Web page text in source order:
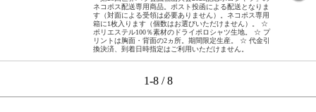
ネコポス配送専用商品。ポスト投函による配送となりま
す（対面による受領は必要ありません）。ネコポス専用
箱に1枚入ります（個数はお選びいただけません）。 ☆
ポリエステル100％素材のドライポロシャツ生地。 ☆ プ
リントは胸面・背面の2ヵ所。期間限定生産。 ☆ 代金引
換決済、到着日時指定はご利用いただけません。
1-8 / 8